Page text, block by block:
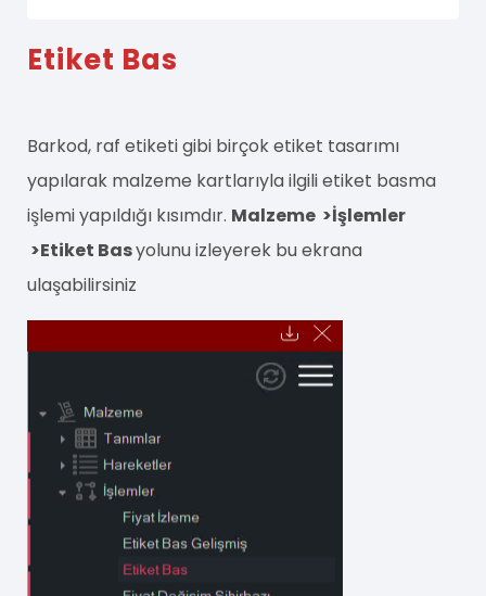
Etiket Bas
Barkod, raf etiketi gibi birçok etiket tasarımı
yapılarak malzeme kartlarıyla ilgili etiket basma
işlemi yapıldığı kısımdır. Malzeme >İşlemler
>Etiket Basyolunu izleyerek bu ekrana
ulaşabilirsiniz